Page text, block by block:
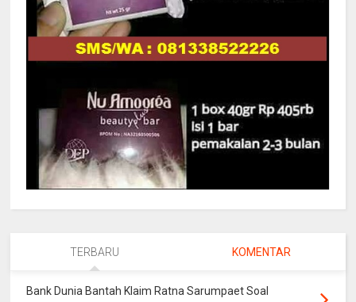
TERBARU KOMENTAR
Bank Dunia Bantah Klaim Ratna Sarumpaet Soal